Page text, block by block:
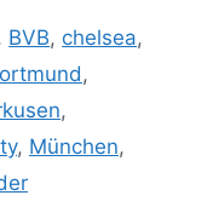
, BVB, chelsea,
,
,
, München,